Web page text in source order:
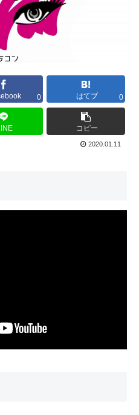
0 はてブ 0
コピー
2020.01.11